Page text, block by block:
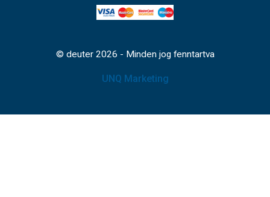
© deuter 2026 - Minden jog fenntartva
UNQ Marketing